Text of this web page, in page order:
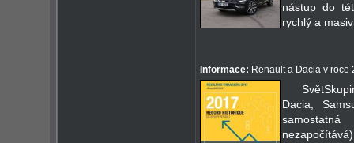
nástup do
rychlý a
Informace: Renault a Dacia v roce
Dacia,